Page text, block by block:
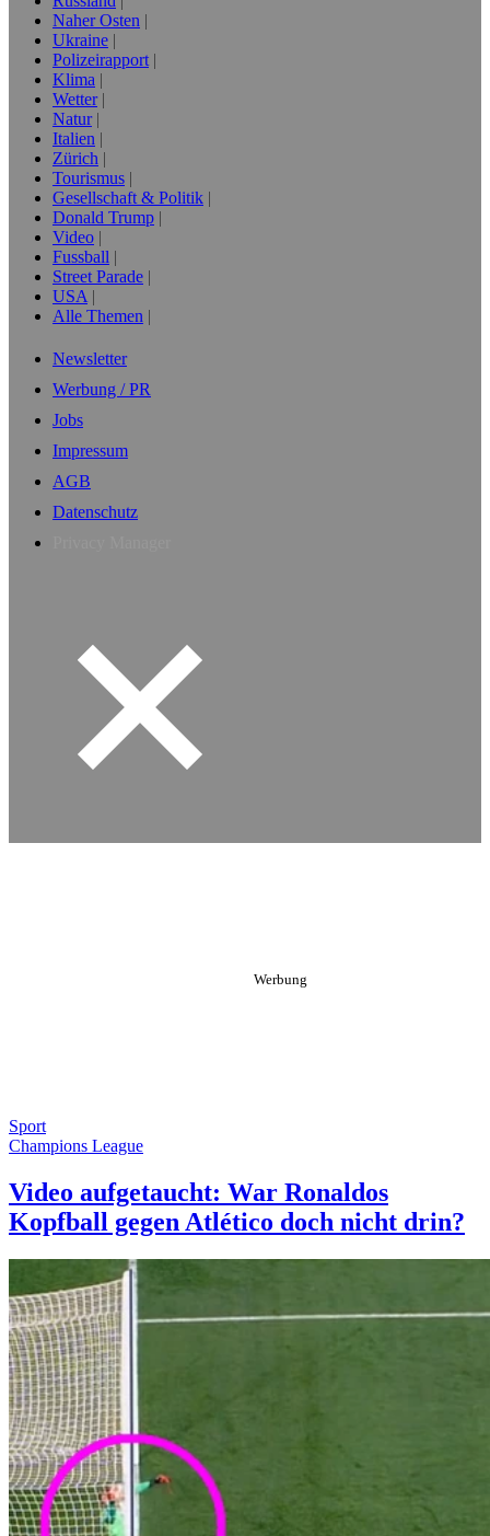
Naher Osten
Ukraine
Polizeirapport
Klima
Wetter
Natur
Italien
Zürich
Tourismus
Gesellschaft & Politik
Donald Trump
Video
Fussball
Street Parade
USA
Alle Themen
Newsletter
Werbung / PR
Jobs
Impressum
AGB
Datenschutz
Sport
Champions League
Video aufgetaucht: War Ronaldos
Kopfball gegen Atlético doch nicht drin?